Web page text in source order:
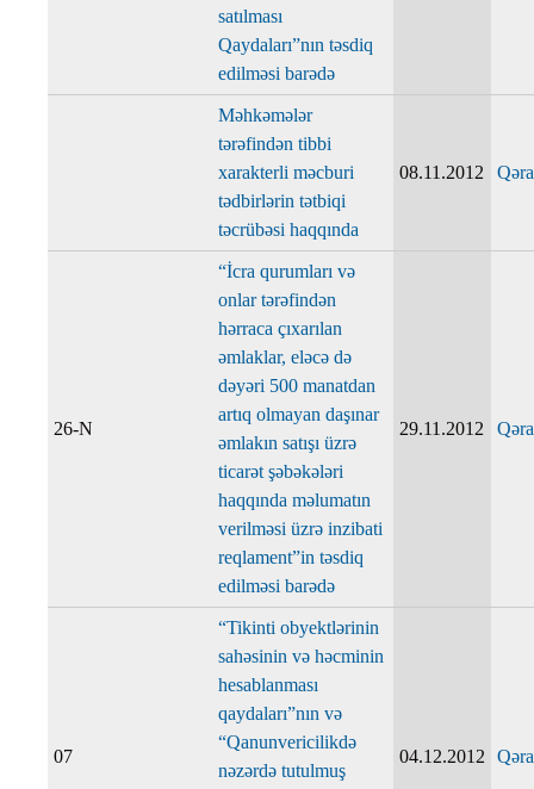
satılması
Qaydaları”nın təsdiq
edilməsi barədə
Məhkəmələr
tərəfindən tibbi
xarakterli məcburi
tədbirlərin tətbiqi
təcrübəsi haqqında
08.11.2012
26-N
“İcra qurumları və
onlar tərəfindən
hərraca çıxarılan
əmlaklar, eləcə də
dəyəri 500 manatdan
artıq olmayan daşınar
əmlakın satışı üzrə
ticarət şəbəkələri
haqqında məlumatın
verilməsi üzrə inzibati
reqlament”in təsdiq
edilməsi barədə
29.11.2012
07
“Tikinti obyektlərinin
sahəsinin və həcminin
hesablanması
qaydaları”nın və
“Qanunvericilikdə
nəzərdə tutulmuş
04.12.2012